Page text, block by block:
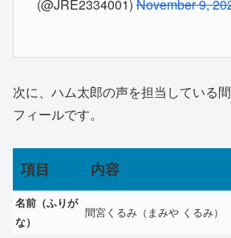
(@JRE2334001)November 9,
次に、ハム太郎の声を担当している
フィールです。
項目 内容
名前（ふりが
な）
間宮くるみ（まみや くるみ）